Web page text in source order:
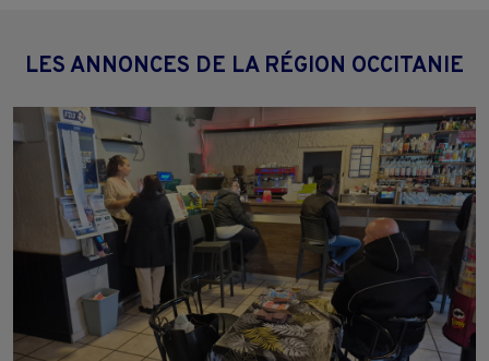
LES ANNONCES DE LA RÉGION OCCITANIE